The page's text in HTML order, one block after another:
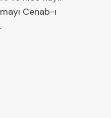
Cenab-ı